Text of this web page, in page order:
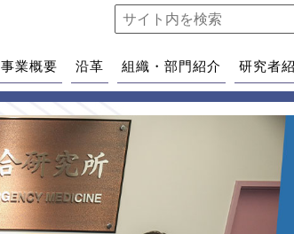
事業概要 沿革 組織・部門紹介 研究者